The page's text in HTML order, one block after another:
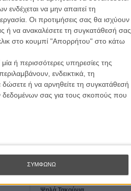
να μην απαιτεί τη
Οι προτιμήσεις σας θα ισχύουν
ή να ανακαλέσετε τη συγκατάθεσή σας
στο κουμπί "Απορρήτου" στο κάτω
ή περισσότερες υπηρεσίες της
ενδεικτικά, τη
ή να αρνηθείτε τη συγκατάθεσή
δεδομένων σας για τους σκοπούς που
ΣΥΜΦΩΝΩ
Οι Αρμονίες Βερκμάιστερ
Werckmeister Harmonies
Οδύσσεια
The Odyssey